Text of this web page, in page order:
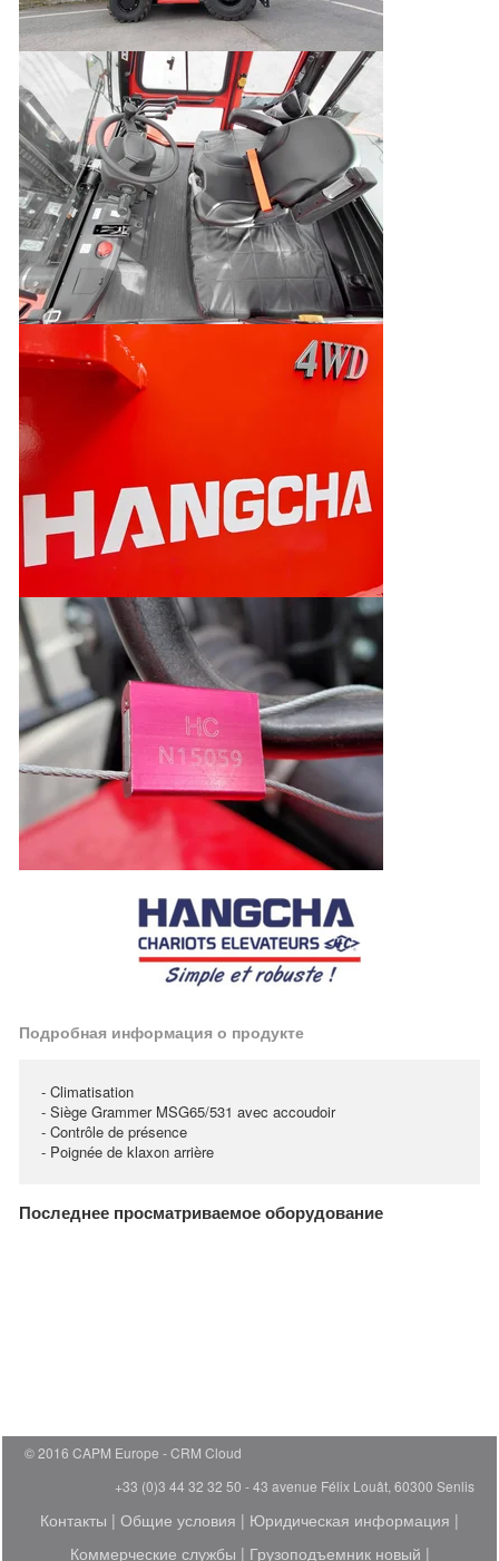
Подробная информация о продукте
- Climatisation
- Siège Grammer MSG65/531 avec accoudoir
- Contrôle de présence
- Poignée de klaxon arrière
Последнее просматриваемое оборудование
© 2016 CAPM Europe
CRM Cloud
+33 (0)3 44 32 32 50 - 43 avenue Félix Louât, 60300 Senlis
Контакты | Общие условия | Юридическая информация |
Коммерческие службы | Грузоподъемник новый |